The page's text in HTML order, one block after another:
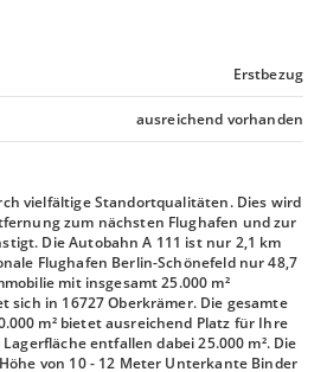
Erstbezug
ausreichend vorhanden
vielfältige Standortqualitäten. Dies wird
zum nächsten Flughafen und zur
Die Autobahn A 111 ist nur 2,1 km
Flughafen Berlin-Schönefeld nur 48,7
mit insgesamt 25.000 m²
sich in 16727 Oberkrämer. Die gesamte
m² bietet ausreichend Platz für Ihre
entfallen dabei 25.000 m². Die
von 10 - 12 Meter Unterkante Binder